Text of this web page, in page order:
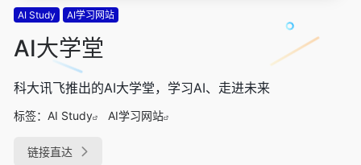
AI Study AI学习网站
AI大学堂
科大讯飞推出的AI大学堂，学习AI、走进未来
标签： AI Study AI学习网站
链接直达